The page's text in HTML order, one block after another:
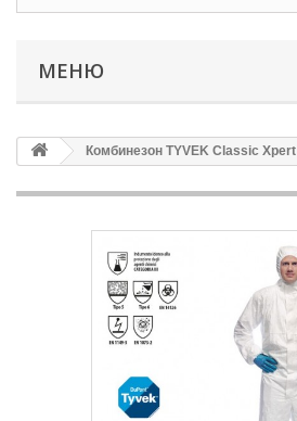
МЕНЮ
Комбинезон TYVEK Classic Xpert